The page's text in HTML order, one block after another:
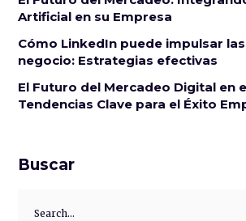
Artificial en su Empresa
Cómo LinkedIn puede impulsar
negocio: Estrategias efectivas
El Futuro del Mercadeo Digital en
Tendencias Clave para el Éxito
Buscar